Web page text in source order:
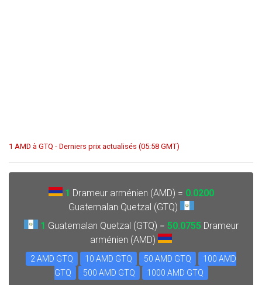
1 AMD à GTQ - Derniers prix actualisés (05:58 GMT)
1 Drameur arménien (AMD) = 0.0200
Guatemalan Quetzal (GTQ)
1 Guatemalan Quetzal (GTQ) = 50.0755 Drameur
arménien (AMD)
2 AMD GTQ 10 AMD GTQ 50 AMD GTQ
100 AMD
GTQ
500 AMD GTQ 1000 AMD GTQ